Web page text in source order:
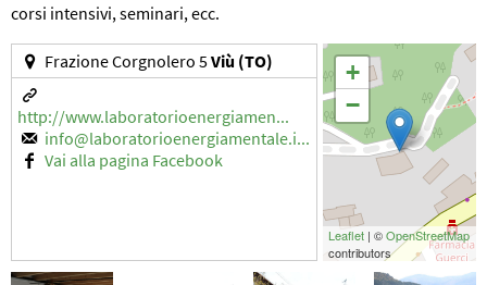
corsi intensivi, seminari, ecc.
+
−
Leaflet| ©OpenStreetMap
contributors
Frazione Corgnolero 5Viù (TO)
http://www.laboratorioenergiamen...
info@laboratorioenergiamentale.i...
Vai alla pagina Facebook